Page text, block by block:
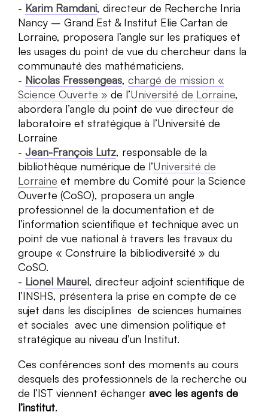
Karim Ramdani, directeur de Recherche Inria
Nancy – Grand Est & Institut Elie Cartan de
Lorraine, proposera l’angle sur les pratiques et
les usages du point de vue du chercheur dans la
communauté des mathématiciens.
Nicolas Fressengeas, chargé de mission «
Science Ouverte » de l’Université de Lorraine,
abordera l’angle du point de vue directeur de
laboratoire et stratégique à l’Université de
Lorraine
Jean-François Lutz, responsable de la
bibliothèque numérique de l’Université de
Lorraine et membre du Comité pour la Science
Ouverte (CoSO), proposera un angle
professionnel de la documentation et de
l’information scientifique et technique avec un
point de vue national à travers les travaux du
groupe « Construire la bibliodiversité » du
CoSO.
Lionel Maurel, directeur adjoint scientifique de
l’INSHS, présentera la prise en compte de ce
sujet dans les disciplines de sciences humaines
et sociales avec une dimension politique et
stratégique au niveau d’un Institut.
Ces conférences sont des moments au cours
desquels des professionnels de la recherche ou
de l’IST viennent échanger avec les agents de
l’institut.